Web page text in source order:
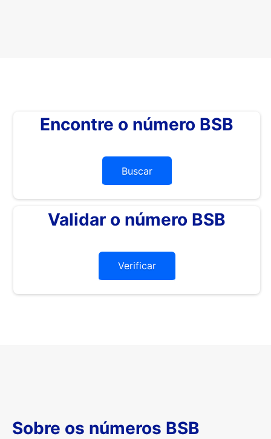
Encontre o número BSB
Buscar
Validar o número BSB
Verificar
Sobre os números BSB